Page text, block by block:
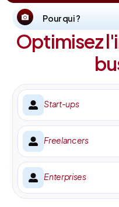
Pour qui ?
Optimisez
Start-ups
Freelancers
Enterprises